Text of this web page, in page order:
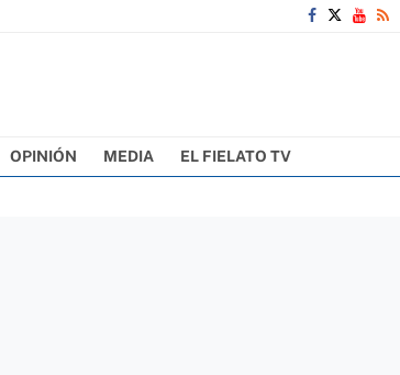
OPINIÓN MEDIA EL FIELATO TV